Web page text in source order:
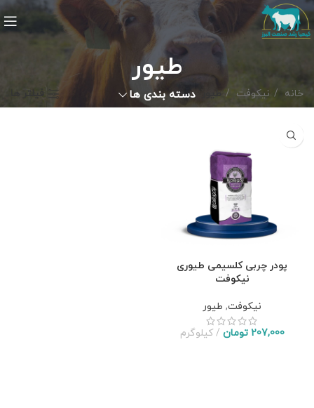
طیور
دسته بندی ها خانه نیکوفت طیور فیلتر ها
پودر چربی کلسیمی طیوری
نیکوفت
نیکوفت, طیور
207,000 تومان کیلوگرم